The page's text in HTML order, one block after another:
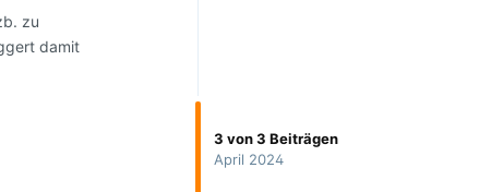
3 von3 Beiträgen
April 2024
zu
damit